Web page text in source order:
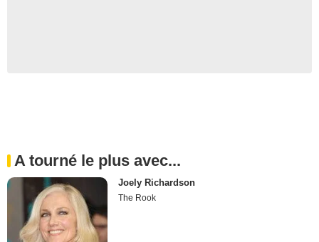
A tourné le plus avec...
Joely Richardson
The Rook